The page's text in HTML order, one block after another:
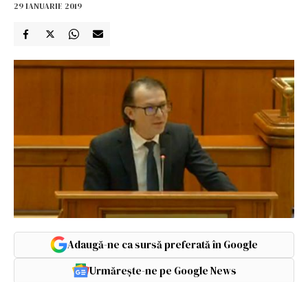
29 IANUARIE 2019
Adaugă-ne ca sursă preferată în Google
Urmărește-ne pe Google News